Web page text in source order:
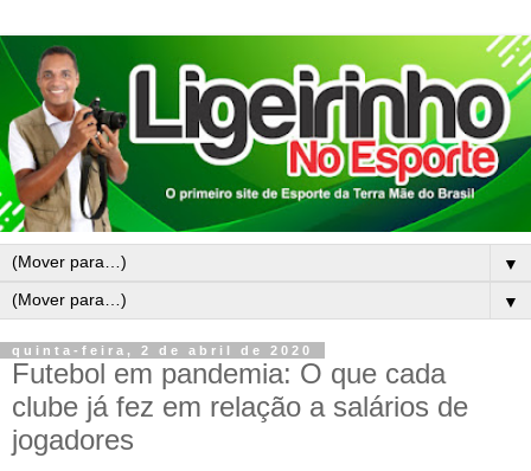
▼
▼
quinta-feira, 2 de abril de 2020
Futebol em pandemia: O que cada
clube já fez em relação a salários de
jogadores